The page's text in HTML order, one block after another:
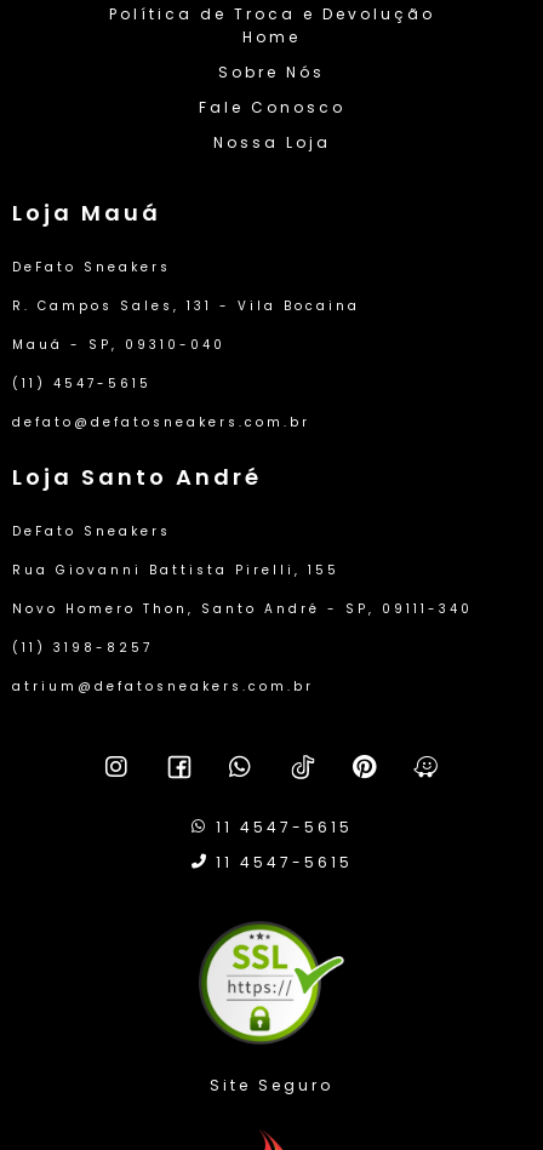
Política de Troca e Devolução
Home
Sobre Nós
Fale Conosco
Nossa Loja
Loja Mauá
DeFato Sneakers
R. Campos Sales, 131 - Vila Bocaina
Mauá - SP, 09310-040
(11) 4547-5615
defato@defatosneakers.com.br
Loja Santo André
DeFato Sneakers
Rua Giovanni Battista Pirelli, 155
Novo Homero Thon, Santo André - SP, 09111-340
(11) 3198-8257
atrium@defatosneakers.com.br
11 4547-5615
11 4547-5615